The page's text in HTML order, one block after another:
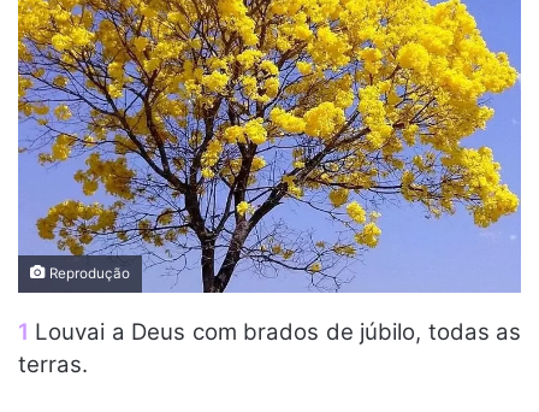
Reprodução
1 Louvai a Deus com brados de júbilo, todas as
terras.